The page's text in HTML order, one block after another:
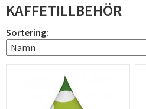
KAFFETILLBEHÖR
Sortering: